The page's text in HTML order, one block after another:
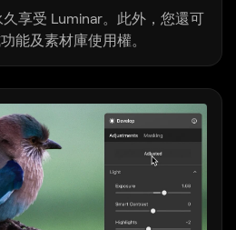
享受 Luminar。此外，您還可
能及素材庫使用權。